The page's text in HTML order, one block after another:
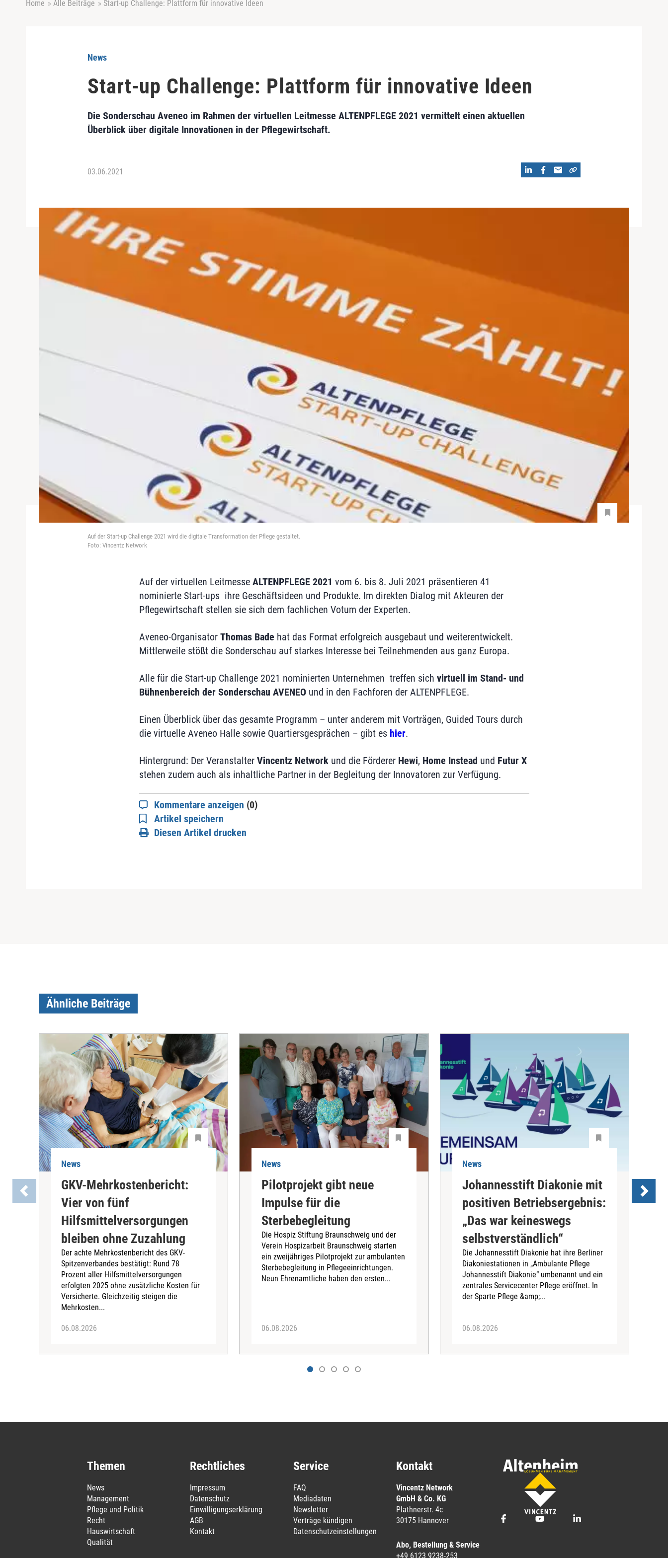
Home » Alle Beiträge » Start-up Challenge: Plattform für innovative Ideen
News
Start-up Challenge: Plattform für innovative Ideen
Die Sonderschau Aveneo im Rahmen der virtuellen Leitmesse ALTENPFLEGE 2021 vermittelt einen aktuellen
Überblick über digitale Innovationen in der Pflegewirtschaft.
03.06.2021
Auf der Start-up Challenge 2021 wird die digitale Transformation der Pflege gestaltet.
Foto: Vincentz Network
Auf der virtuellen Leitmesse ALTENPFLEGE 2021 vom 6. bis 8. Juli 2021 präsentieren 41
nominierte Start-ups ihre Geschäftsideen und Produkte. Im direkten Dialog mit Akteuren der
Pflegewirtschaft stellen sie sich dem fachlichen Votum der Experten.
Aveneo-Organisator Thomas Bade hat das Format erfolgreich ausgebaut und weiterentwickelt.
Mittlerweile stößt die Sonderschau auf starkes Interesse bei Teilnehmenden aus ganz Europa.
Alle für die Start-up Challenge 2021 nominierten Unternehmen treffen sich virtuell im Stand- und
Bühnenbereich der Sonderschau AVENEO und in den Fachforen der ALTENPFLEGE.
Einen Überblick über das gesamte Programm – unter anderem mit Vorträgen, Guided Tours durch
die virtuelle Aveneo Halle sowie Quartiersgesprächen – gibt es hier.
Hintergrund: Der Veranstalter Vincentz Network und die Förderer Hewi, Home Instead und Futur X
stehen zudem auch als inhaltliche Partner in der Begleitung der Innovatoren zur Verfügung.
Kommentare anzeigen (0)
Artikel speichern
Diesen Artikel drucken
Ähnliche Beiträge
News
GKV-Mehrkostenbericht:
Vier von fünf
Hilfsmittelversorgungen
bleiben ohne Zuzahlung
Der achte Mehrkostenbericht des GKV-
Spitzenverbandes bestätigt: Rund 78
Prozent aller Hilfsmittelversorgungen
erfolgten 2025 ohne zusätzliche Kosten für
Versicherte. Gleichzeitig steigen die
Mehrkosten...
06.08.2026
News
Pilotprojekt gibt neue
Impulse für die
Sterbebegleitung
Die Hospiz Stiftung Braunschweig und der
Verein Hospizarbeit Braunschweig starten
ein zweijähriges Pilotprojekt zur ambulanten
Sterbebegleitung in Pflegeeinrichtungen.
Neun Ehrenamtliche haben den ersten...
06.08.2026
News
Johannesstift Diakonie mit
positiven Betriebsergebnis:
„Das war keineswegs
selbstverständlich“
Die Johannesstift Diakonie hat ihre Berliner
Diakoniestationen in „Ambulante Pflege
Johannesstift Diakonie“ umbenannt und ein
zentrales Servicecenter Pflege eröffnet. In
der Sparte Pflege &amp;...
06.08.2026
Themen
News
Management
Pflege und Politik
Recht
Hauswirtschaft
Qualität
Rechtliches
Impressum
Datenschutz
Einwilligungserklärung
AGB
Kontakt
Service
FAQ
Mediadaten
Newsletter
Verträge kündigen
Datenschutzeinstellungen
Kontakt
Vincentz Network
GmbH & Co. KG
Plathnerstr. 4c
30175 Hannover
Abo, Bestellung & Service
+49 6123 9238-253